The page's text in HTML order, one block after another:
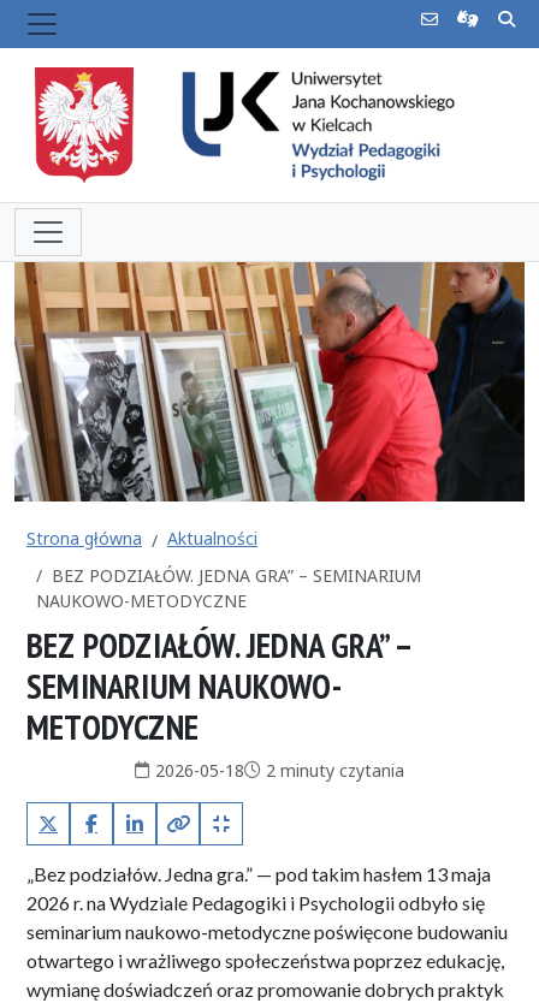
Strona główna
Aktualności
BEZ PODZIAŁÓW. JEDNA GRA” – SEMINARIUM
NAUKOWO-METODYCZNE
BEZ PODZIAŁÓW. JEDNA GRA” –
SEMINARIUM NAUKOWO-
METODYCZNE
Data publikacji:
2026-05-18Czas czytania:
2 minuty czytania
X (Twitter)FacebookLinkedInKopiuj pełny link
Kopiuj krótki link
„Bez podziałów. Jedna gra.” — pod takim hasłem 13 maja
2026 r. na Wydziale Pedagogiki i Psychologii odbyło się
seminarium naukowo-metodyczne poświęcone budowaniu
otwartego i wrażliwego społeczeństwa poprzez edukację,
wymianę doświadczeń oraz promowanie dobrych praktyk